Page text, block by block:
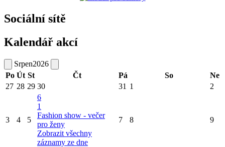
Sociální sítě
Kalendář akcí
Srpen2026
Po Út St Čt Pá So
Ne
27 28 29 30 31 1 2
3 4 5
6
1
Fashion show - večer
pro ženy
Zobrazit všechny
záznamy ze dne
7 8 9